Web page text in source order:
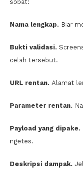
sobat:
Nama lengkap. Biar
Bukti validasi.
celah tersebut.
URL rentan. Alamat
Parameter rentan.
Payload yang dipake.
ngetes.
Deskripsi dampak.